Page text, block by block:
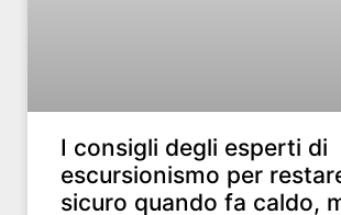
I consigli degli esperti di
escursionismo per
sicuro quando fa caldo,